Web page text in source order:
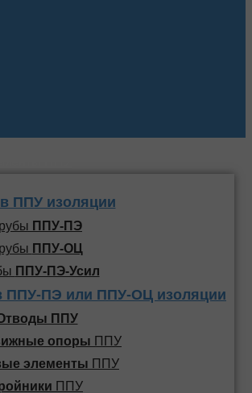
ППУ изоляции
ППУ-ПЭ
ППУ-ОЦ
ППУ-ПЭ-Усил
ППУ-ПЭ или ППУ-ОЦ изоляции
ППУ
опоры ППУ
элементы ППУ
ППУ